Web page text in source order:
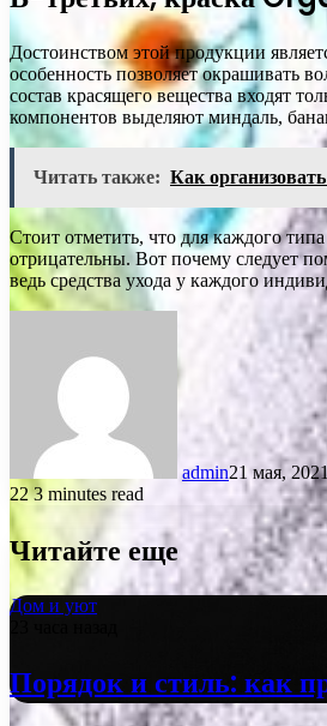
Достоинством этой продукции
особенность позволяет окрашивать
состав красящего вещества входят
компонентов выделяют миндаль,
Читать также: Как
Стоит отметить, что для каждого
отрицательны. Вот почему следует
ведь средства ухода у каждого
admin21 мая, 2021
223 minutes read
Читайте еще
Дом и уют
Порядок и стиль: как